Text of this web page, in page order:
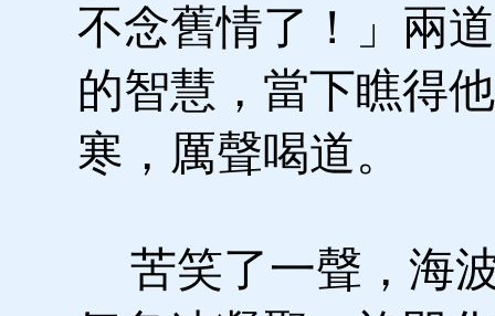
不念舊情了！」兩
的智慧，當下瞧得
寒，厲聲喝道。
苦笑了一聲，海